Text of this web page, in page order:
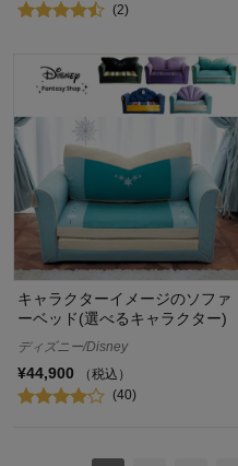
(2)
キャラクターイメージのソファ
ーベッド(選べるキャラクター)
ディズニー/Disney
¥44,900
（税込）
(40)